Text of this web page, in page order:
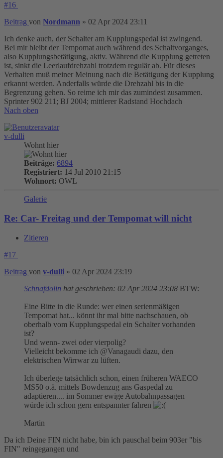
#16
Beitrag von Nordmann » 02 Apr 2024 23:11
Ich denke auch, der Schalter am Kupplungspedal ist zwingend.
Bei mir bleibt der Tempomat auch während des Schaltvorganges,
also Kupplungsbetätigung, aktiv. Während die Kupplung getreten
ist, sinkt die Leerlaufdrehzahl trotzdem regulär ab. Für dieses
Verhalten muß meiner Meinung nach die Betätigung der Kupplung
erkannt werden. Anderfalls würde die Drehzahl bis in die
Begrenzung gehen. So reime ich mir das zumindest zusammen.
Sprinter 902 211; BJ 2004; mittlerer Radstand Hochdach
Nach oben
v-dulli
Wohnt hier
Beiträge: 6894
Registriert: 14 Jul 2010 21:15
Wohnort: OWL
Galerie
Re: Car- Freitag und der Tempomat will nicht
Zitieren
#17
Beitrag von v-dulli » 02 Apr 2024 23:19
Schnafdolin hat geschrieben: 02 Apr 2024 23:08 BTW:
Eine Bitte in die Runde: wer einen serienmäßigen
Tempomat hat... könnt ihr mal bitte nachschauen, ob
oberhalb vom Kupplungspedal ein Schalter vorhanden
ist?
Und wenn- zwei oder vierpolig?
Vielleicht bekomme ich @Vanagaudi dazu, den
elektrischen Wirrwar zu lüften.
Ich überlege tatsächlich schon, einen früheren WAECO
MS50 o.ä. mittels Bowdenzug ans Gaspedal zu
adaptieren.... im Sommer ewige Autobahnpassagen
würde ich schon gern entspannter fahren
Martin
Da ich Deine FIN nicht habe, bin ich pauschal beim 903er "bis
FIN" reingegangen und